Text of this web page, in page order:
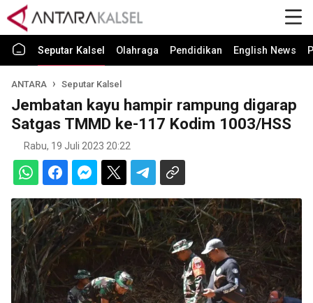
Seputar Kalsel Olahraga Pendidikan English News
ANTARA Seputar Kalsel
Jembatan kayu hampir rampung digarap
Satgas TMMD ke-117 Kodim 1003/HSS
Rabu, 19 Juli 2023 20:22